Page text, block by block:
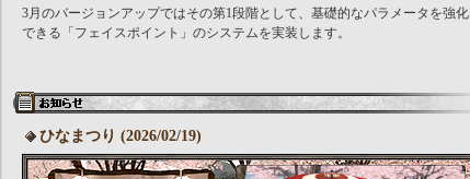
3月のバージョンアップではその第1段階として、基礎的なパラメータを強化
できる「フェイスポイント」のシステムを実装します。
ひなまつり (2026/02/19)